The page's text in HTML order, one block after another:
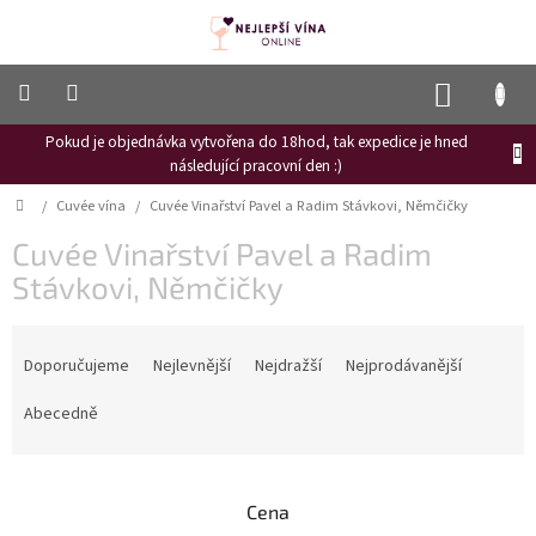
Pokud je objednávka vytvořena do 18hod, tak expedice je hned
následující pracovní den :)
Frizzante
víno
Hroznový
mošt
novinky
Domů
/ Cuvée vína / Cuvée Vinařství Pavel a Radim Stávkovi, Němčičky
Cuvée Vinařství Pavel a Radim
Stávkovi, Němčičky
Doporučujeme Nejlevnější Nejdražší
Nejprodávanější
Abecedně
Cena